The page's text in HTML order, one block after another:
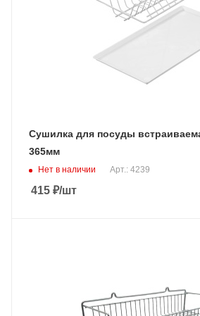
Сушилка для посуды
365мм
Нет в наличии Арт.: 4239
415 ₽/шт